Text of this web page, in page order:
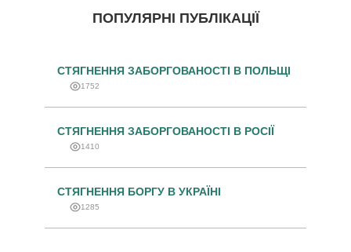
ПОПУЛЯРНІ ПУБЛІКАЦІЇ
СТЯГНЕННЯ ЗАБОРГОВАНОСТІ В ПОЛЬЩІ
1752
СТЯГНЕННЯ ЗАБОРГОВАНОСТІ В РОСІЇ
1410
СТЯГНЕННЯ БОРГУ В УКРАЇНІ
1285